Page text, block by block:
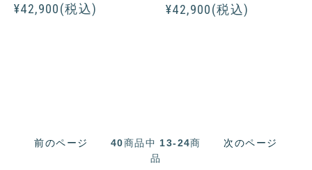
¥42,900(税込) ¥42,900(税込)
前のページ 40商品中 13-24商
品
次のページ